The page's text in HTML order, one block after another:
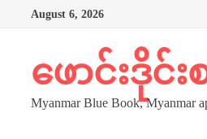
August 6, 2026
ဖောင်းဒိုင်
Myanmar Blue Book, Myanmar